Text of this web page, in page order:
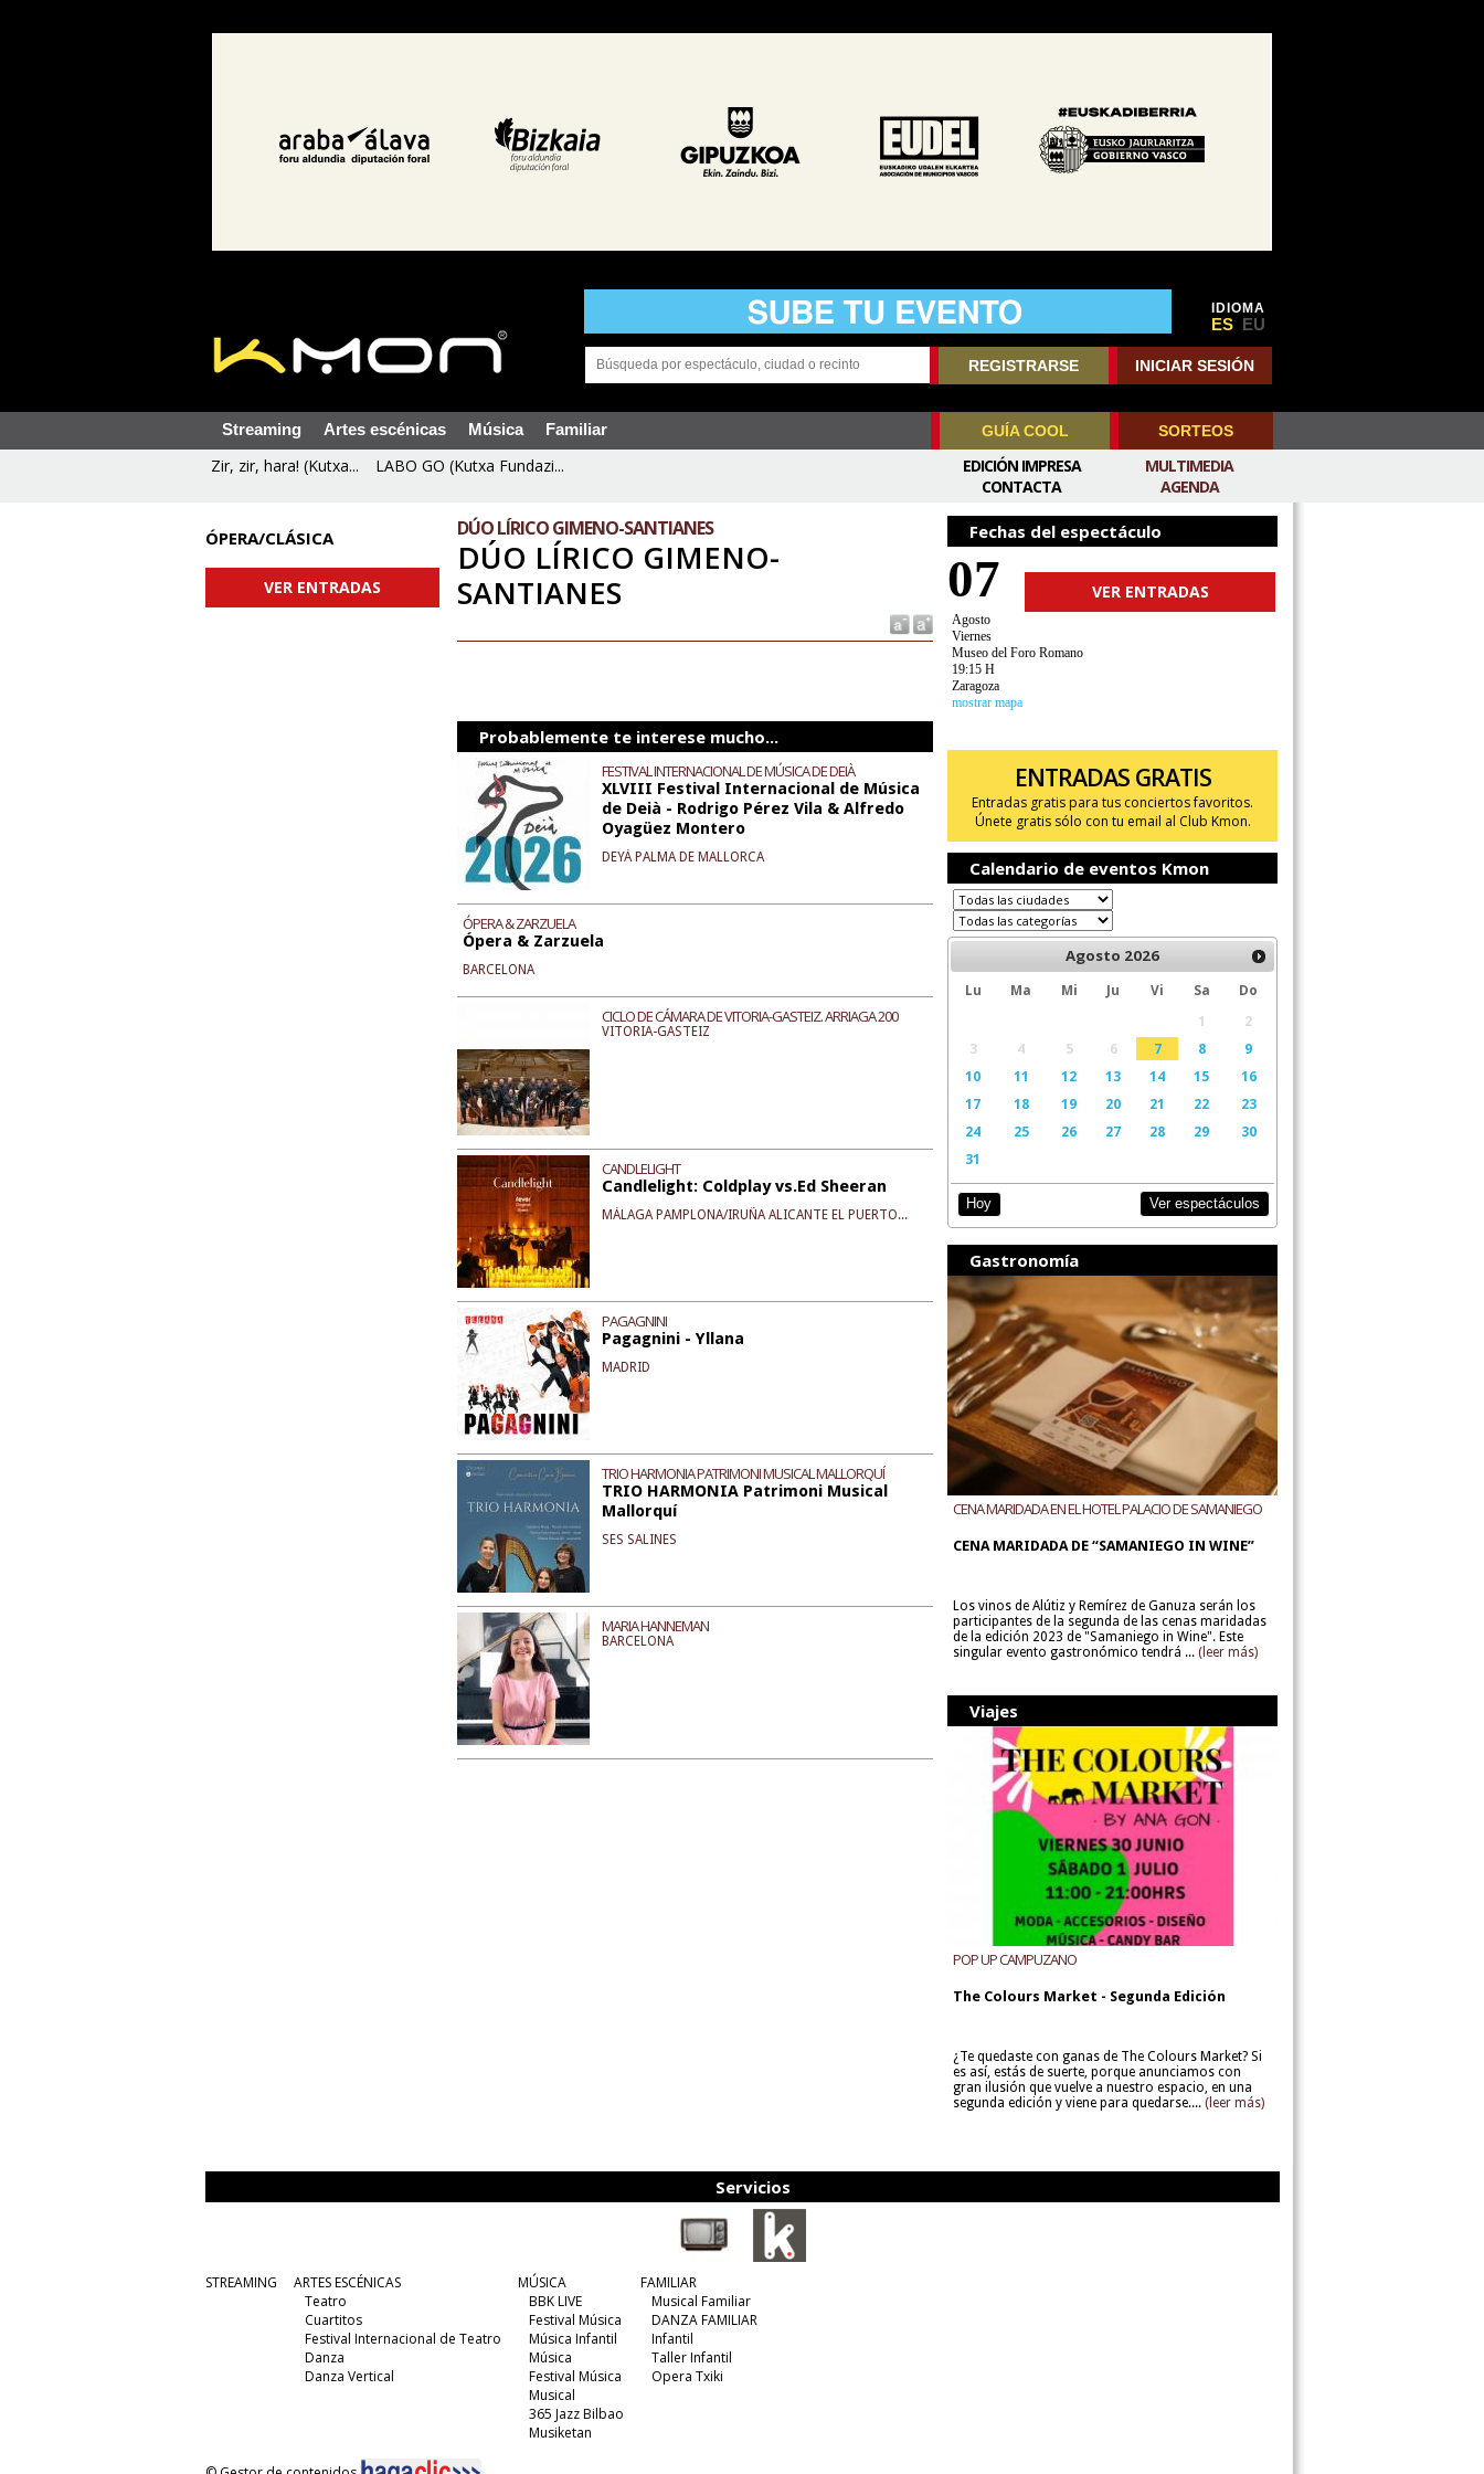
IDIOMA
ES EU
REGISTRARSE INICIAR SESIÓN
Streaming Artes escénicas Música Familiar GUÍA COOL SORTEOS
Zir, zir, hara! (Kutxa... LABO GO (Kutxa Fundazi...
MULTIMEDIA
AGENDA
EDICIÓN IMPRESA
CONTACTA
ÓPERA/CLÁSICA
VER ENTRADAS
DÚO LÍRICO GIMENO-SANTIANES
DÚO LÍRICO GIMENO-
SANTIANES
Probablemente te interese mucho...
FESTIVAL INTERNACIONAL DE MÚSICA DE DEIÀ
XLVIII Festival Internacional de Música
de Deià - Rodrigo Pérez Vila & Alfredo
Oyagüez Montero
DEYÁ PALMA DE MALLORCA
ÓPERA & ZARZUELA
Ópera & Zarzuela
BARCELONA
CICLO DE CÁMARA DE VITORIA-GASTEIZ. ARRIAGA 200
AÑOS. GRUPO ENIGMA
VITORIA-GASTEIZ
CANDLELIGHT
Candlelight: Coldplay vs.Ed Sheeran
MÁLAGA PAMPLONA/IRUÑA ALICANTE EL PUERTO...
PAGAGNINI
Pagagnini - Yllana
MADRID
TRIO HARMONIA PATRIMONI MUSICAL MALLORQUÍ
TRIO HARMONIA Patrimoni Musical
Mallorquí
SES SALINES
MARIA HANNEMAN
BARCELONA
Fechas del espectáculo
07 VER ENTRADAS
Agosto
Viernes
Museo del Foro Romano
19:15 H
Zaragoza
mostrar mapa
ENTRADAS GRATIS
Entradas gratis para tus conciertos favoritos.
Únete gratis sólo con tu email al Club Kmon.
Calendario de eventos Kmon
Agosto 2026
Lu Ma Mi Ju Vi Sa
Do
1
2
3
4 5 6 7 8
9
10
11 12 13 14 15
16
17
18 19 20 21 22
23
24
25 26 27 28 29
30
31
Hoy Ver espectáculos
Gastronomía
CENA MARIDADA EN EL HOTEL PALACIO DE SAMANIEGO
CENA MARIDADA DE “SAMANIEGO IN WINE”
Los vinos de Alútiz y Remírez de Ganuza serán los
participantes de la segunda de las cenas maridadas
de la edición 2023 de "Samaniego in Wine". Este
singular evento gastronómico tendrá ... (leer más)
Viajes
POP UP CAMPUZANO
The Colours Market - Segunda Edición
¿Te quedaste con ganas de The Colours Market? Si
es así, estás de suerte, porque anunciamos con
gran ilusión que vuelve a nuestro espacio, en una
segunda edición y viene para quedarse.... (leer más)
Servicios
STREAMING
ARTES ESCÉNICAS
Teatro
Cuartitos
Festival Internacional de Teatro
Danza
Danza Vertical
MÚSICA
BBK LIVE
Festival Música
Música Infantil
Música
Festival Música
Musical
365 Jazz Bilbao
Musiketan
FAMILIAR
Musical Familiar
DANZA FAMILIAR
Infantil
Taller Infantil
Opera Txiki